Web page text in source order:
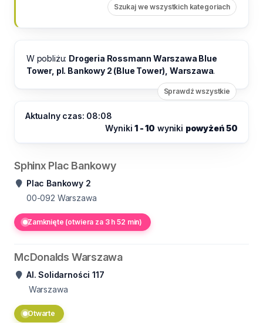
Szukaj we wszystkich kategoriach
W pobliżu: Drogeria Rossmann Warszawa Blue
Tower, pl. Bankowy 2 (Blue Tower), Warszawa.
Sprawdź wszystkie
Aktualny czas: 08:08
Wyniki1 - 10 wyniki powyżeń 50
Sphinx Plac Bankowy
Plac Bankowy 2
00-092 Warszawa
Zamknięte (otwiera za 3 h 52 min)
McDonalds Warszawa
Al. Solidarności 117
Warszawa
Otwarte